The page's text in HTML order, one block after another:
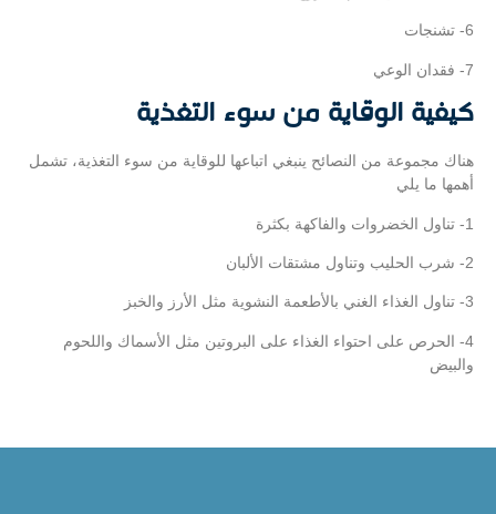
6- تشنجات
7- فقدان الوعي
كيفية الوقاية من سوء التغذية
هناك مجموعة من النصائح ينبغي اتباعها للوقاية من سوء التغذية، تشمل
أهمها ما يلي
1- تناول الخضروات والفاكهة بكثرة
2- شرب الحليب وتناول مشتقات الألبان
3- تناول الغذاء الغني بالأطعمة النشوية مثل الأرز والخبز
4- الحرص على احتواء الغذاء على البروتين مثل الأسماك واللحوم
والبيض